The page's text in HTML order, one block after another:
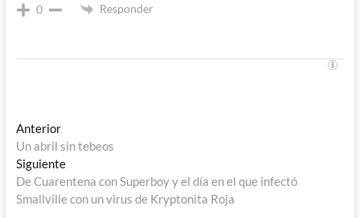
0 Responder
Navegación
de
entradas
AnteriorEntrada
anterior:
Un abril sin tebeos
SiguienteEntrada
siguiente:
De Cuarentena con Superboy y el día en el que infectó
Smallville con un virus de Kryptonita Roja